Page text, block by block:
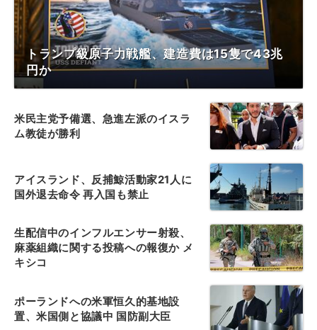
トランプ級原子力戦艦、建造費は15隻で43兆
円か
米民主党予備選、急進左派のイスラ
ム教徒が勝利
アイスランド、反捕鯨活動家21人に
国外退去命令 再入国も禁止
生配信中のインフルエンサー射殺、
麻薬組織に関する投稿への報復か メ
キシコ
ポーランドへの米軍恒久的基地設
置、米国側と協議中 国防副大臣